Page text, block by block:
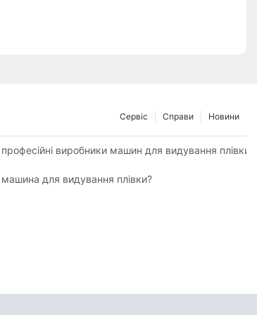
Новини
Справи
Сервіс
нерівномірної товщини плівки?
виробники машин для видування
пластмас та гуми 2025 року.
для видування плівки?